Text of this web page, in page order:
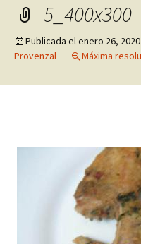
5_400x300
Publicada elenero 26, 2020
Provenzal
Máxima